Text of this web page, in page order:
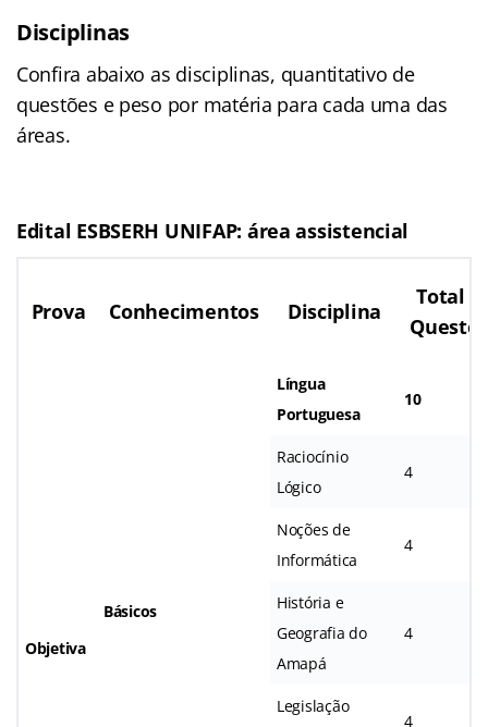
Disciplinas
Confira abaixo as disciplinas, quantitativo de
questões e peso por matéria para cada uma das
áreas.
Edital ESBSERH UNIFAP: área assistencial
Prova Conhecimentos Disciplina
Total
Objetiva
Básicos
Língua
Portuguesa
10
Raciocínio
Lógico
4
Noções de
Informática
4
História e
Geografia do
Amapá
4
Legislação
4